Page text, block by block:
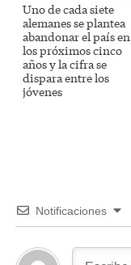
Uno de cada siete
alemanes se plantea
abandonar el país en
los próximos cinco
años y la cifra se
dispara entre los
jóvenes
Notificaciones